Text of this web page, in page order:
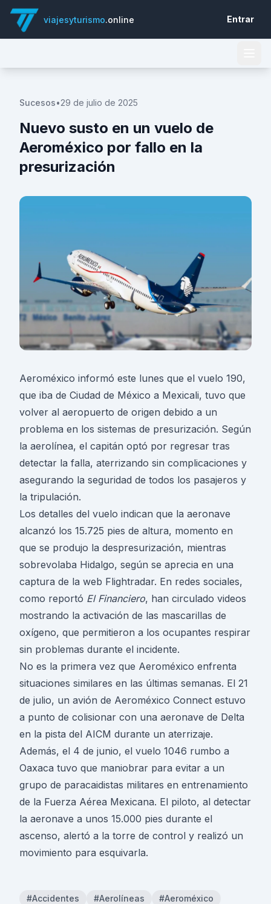
viajesyturismo.online Entrar
Sucesos•29 de julio de 2025
Nuevo susto en un vuelo de
Aeroméxico por fallo en la
presurización
Aeroméxico informó este lunes que el vuelo 190,
que iba de Ciudad de México a Mexicali, tuvo que
volver al aeropuerto de origen debido a un
problema en los sistemas de presurización. Según
la aerolínea, el capitán optó por regresar tras
detectar la falla, aterrizando sin complicaciones y
asegurando la seguridad de todos los pasajeros y
la tripulación.
Los detalles del vuelo indican que la aeronave
alcanzó los 15.725 pies de altura, momento en
que se produjo la despresurización, mientras
sobrevolaba Hidalgo, según se aprecia en una
captura de la web Flightradar. En redes sociales,
como reportó El Financiero, han circulado videos
mostrando la activación de las mascarillas de
oxígeno, que permitieron a los ocupantes respirar
sin problemas durante el incidente.
No es la primera vez que Aeroméxico enfrenta
situaciones similares en las últimas semanas. El 21
de julio, un avión de Aeroméxico Connect estuvo
a punto de colisionar con una aeronave de Delta
en la pista del AICM durante un aterrizaje.
Además, el 4 de junio, el vuelo 1046 rumbo a
Oaxaca tuvo que maniobrar para evitar a un
grupo de paracaidistas militares en entrenamiento
de la Fuerza Aérea Mexicana. El piloto, al detectar
la aeronave a unos 15.000 pies durante el
ascenso, alertó a la torre de control y realizó un
movimiento para esquivarla.
#Accidentes #Aerolíneas
#Aeroméxico